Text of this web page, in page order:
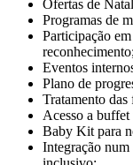
Ofertas de
Programas de
Participação
reconhecimento;
Eventos
Plano de
Tratamento das
Acesso a
Baby Kit para
Integração